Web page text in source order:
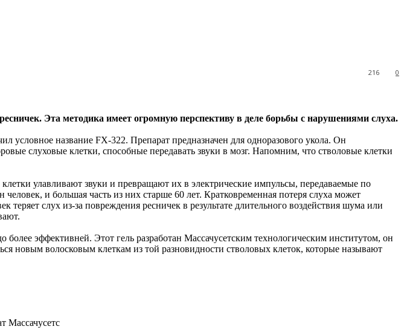
0
216
Эта методика имеет огромную перспективу в деле борьбы с нарушениями слуха.
условное название FX-322. Препарат предназначен для одноразового укола. Он
слуховые клетки, способные передавать звуки в мозг. Напомним, что стволовые клетки
улавливают звуки и превращают их в электрические импульсы, передаваемые по
и большая часть из них старше 60 лет. Кратковременная потеря слуха может
слух из-за повреждения ресничек в результате длительного воздействия шума или
более эффективней. Этот гель разработан Массачусетским технологическим институтом, он
новым волосковым клеткам из той разновидности стволовых клеток, которые называют
Массачусетс